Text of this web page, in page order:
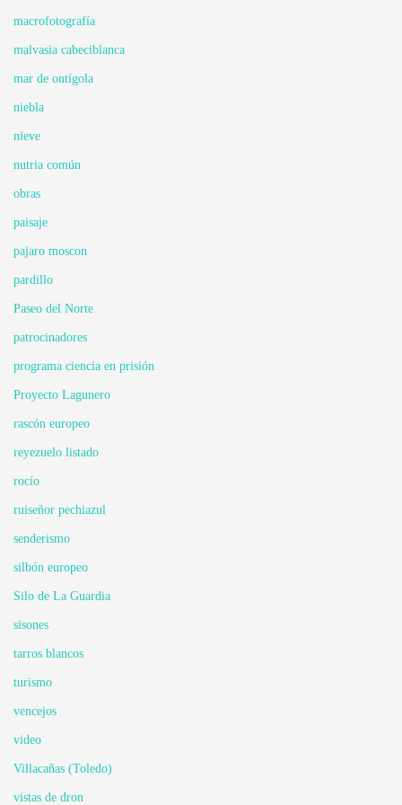
macrofotografía
malvasia cabeciblanca
mar de ontígola
niebla
nieve
nutria común
obras
paisaje
pajaro moscon
pardillo
Paseo del Norte
patrocinadores
programa ciencia en prisión
Proyecto Lagunero
rascón europeo
reyezuelo listado
rocío
ruiseñor pechiazul
senderismo
silbón europeo
Silo de La Guardia
sisones
tarros blancos
turismo
vencejos
video
Villacañas (Toledo)
vistas de dron